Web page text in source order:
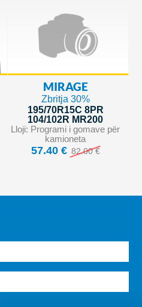
MIRAGE
Zbritja 30%
195/70R15C 8PR
104/102R MR200
Lloji: Programi i gomave për
kamioneta
57.40 € 82.00 €